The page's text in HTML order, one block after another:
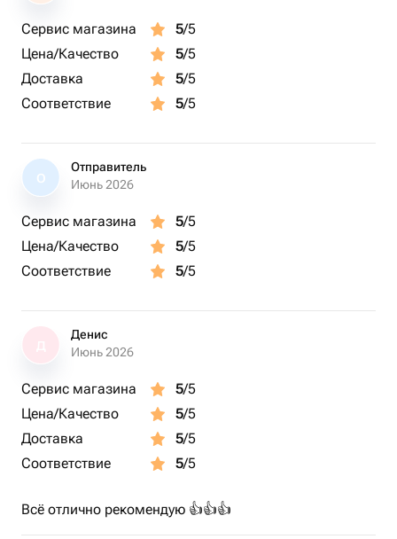
Сервис магазина 5/5
Цена/Качество
5/5
Доставка
5/5
Соответствие
5/5
О
Отправитель
Июнь 2026
Сервис магазина 5/5
Цена/Качество
5/5
Соответствие
5/5
Денис
Июнь 2026
Сервис магазина 5/5
Цена/Качество
5/5
Доставка
5/5
Соответствие
5/5
Всё отлично рекомендую 👍👍👍